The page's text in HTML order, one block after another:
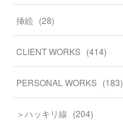
挿絵 (28)
CLIENT WORKS (414)
PERSONAL WORKS (183)
＞ハッキリ線 (204)